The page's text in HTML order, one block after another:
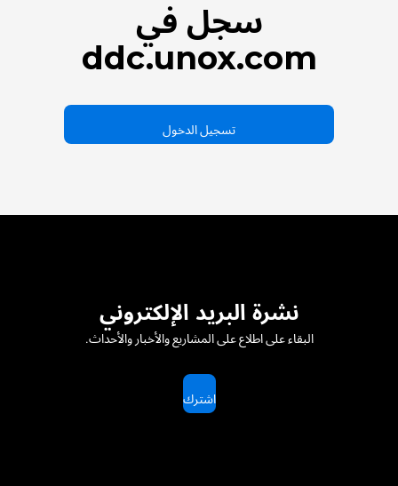
سجل في
ddc.unox.com
تسجيل الدخول
نشرة البريد الإلكتروني
البقاء على اطلاع على المشاريع والأخبار والأحداث.
اشترك